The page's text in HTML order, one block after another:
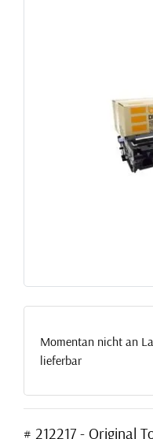
Momentan nicht an
lieferbar
# 212217 - Original